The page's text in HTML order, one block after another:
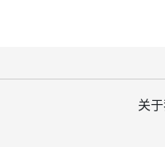
关